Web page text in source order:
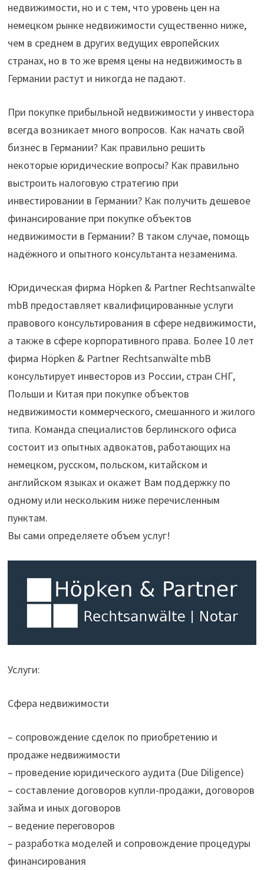
недвижимости, но и с тем, что уровень цен на
немецком рынке недвижимости существенно ниже,
чем в среднем в других ведущих европейских
странах, но в то же время цены на недвижимость в
Германии растут и никогда не падают.
При покупке прибыльной недвижимости у инвестора
всегда возникает много вопросов. Как начать свой
бизнес в Германии? Как правильно решить
некоторые юридические вопросы? Как правильно
выстроить налоговую стратегию при
инвестировании в Германии? Как получить дешевое
финансирование при покупке объектов
недвижимости в Германии? В таком случае, помощь
надёжного и опытного консультанта незаменима.
Юридическая фирма Höpken & Partner Rechtsanwälte
mbB предоставляет квалифицированные услуги
правового консультирования в сфере недвижимости,
а также в сфере корпоративного права. Более 10 лет
фирма Höpken & Partner Rechtsanwälte mbB
консультирует инвесторов из России, стран СНГ,
Польши и Китая при покупке объектов
недвижимости коммерческого, смешанного и жилого
типа. Команда специалистов берлинского офиса
состоит из опытных адвокатов, работающих на
немецком, русском, польском, китайском и
английском языках и окажет Вам поддержку по
одному или нескольким ниже перечисленным
пунктам.
Вы сами определяете объем услуг!
Услуги:
Сфера недвижимости
– сопровождение сделок по приобретению и
продаже недвижимости
– проведение юридического аудита (Due Diligence)
– составление договоров купли-продажи, договоров
займа и иных договоров
– ведение переговоров
– разработка моделей и сопровождение процедуры
финансирования